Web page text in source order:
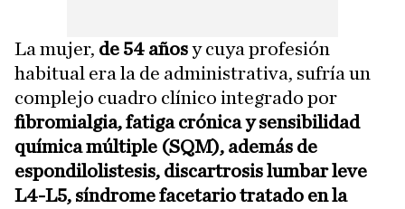
La mujer, de 54 añosy cuya profesión
habitual era la de administrativa, sufría un
complejo cuadro clínico integrado por
fibromialgia, fatiga crónica y sensibilidad
química múltiple (SQM), además de
espondilolistesis, discartrosis lumbar leve
L4-L5, síndrome facetario tratado en la